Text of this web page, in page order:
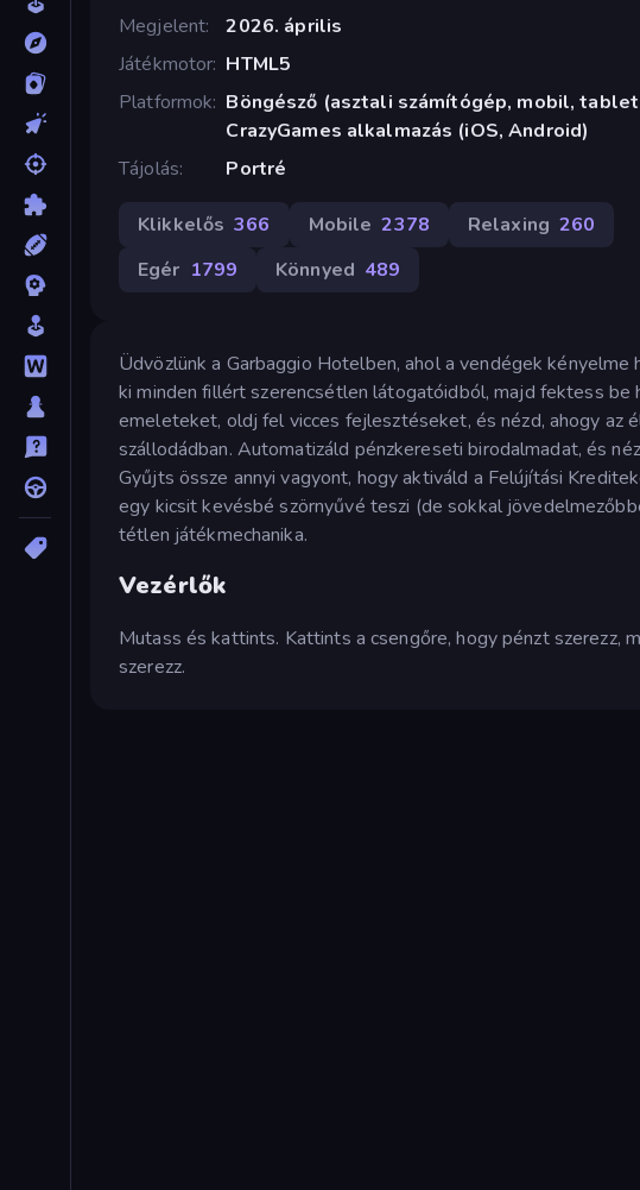
Megjelent
2026. április
Játékmotor HTML5
Platformok Böngésző (asztali számítógép, mobil,
CrazyGames alkalmazás (iOS, Android)
Tájolás
Portré
Klikkelős 366 Mobile 2378 Relaxing 260
Egér 1799 Könnyed 489
Üdvözlünk a Garbaggio Hotelben, ahol a vendégek
ki minden fillért szerencsétlen látogatóidból, majd fektess
emeleteket, oldj fel vicces fejlesztéseket, és nézd, ahogy az
szállodádban. Automatizáld pénzkereseti birodalmadat, és
Gyűjts össze annyi vagyont, hogy aktiváld a Felújítási
egy kicsit kevésbé szörnyűvé teszi (de sokkal
tétlen játékmechanika.
Vezérlők
Mutass és kattints. Kattints a csengőre, hogy pénzt
szerezz.